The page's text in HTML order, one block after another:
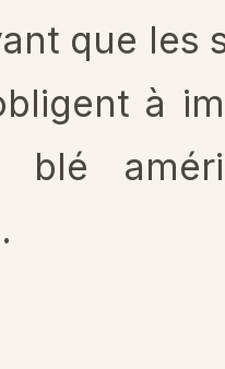
que les
à
blé